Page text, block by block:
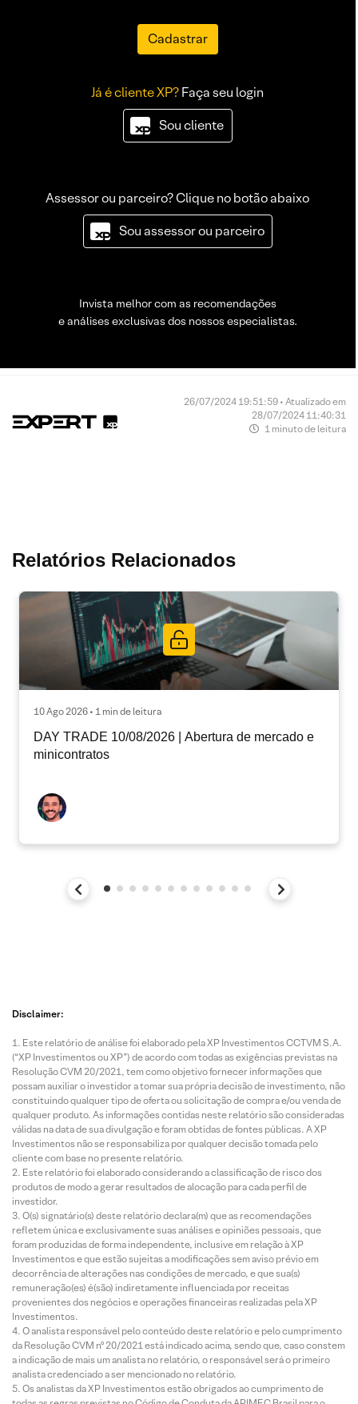
Cadastrar
Já é cliente XP?Faça seu login
Sou cliente
Assessor ou parceiro? Clique no botão abaixo
Sou assessor ou parceiro
Invista melhor com as recomendações
e análises exclusivas dos nossos especialistas.
26/07/2024 19:51:59 • Atualizado em
28/07/2024 11:40:31
1 minuto de leitura
Relatórios Relacionados
10 Ago 2026 • 1 min de leitura
DAY TRADE 10/08/2026 | Abertura de mercado e
minicontratos
Disclaimer:
Este relatório de análise foi elaborado pela XP Investimentos CCTVM S.A.
(“XP Investimentos ou XP”) de acordo com todas as exigências previstas na
Resolução CVM 20/2021, tem como objetivo fornecer informações que
possam auxiliar o investidor a tomar sua própria decisão de investimento, não
constituindo qualquer tipo de oferta ou solicitação de compra e/ou venda de
qualquer produto. As informações contidas neste relatório são consideradas
válidas na data de sua divulgação e foram obtidas de fontes públicas. A XP
Investimentos não se responsabiliza por qualquer decisão tomada pelo
cliente com base no presente relatório.
Este relatório foi elaborado considerando a classificação de risco dos
produtos de modo a gerar resultados de alocação para cada perfil de
investidor.
O(s) signatário(s) deste relatório declara(m) que as recomendações
refletem única e exclusivamente suas análises e opiniões pessoais, que
foram produzidas de forma independente, inclusive em relação à XP
Investimentos e que estão sujeitas a modificações sem aviso prévio em
decorrência de alterações nas condições de mercado, e que sua(s)
remuneração(es) é(são) indiretamente influenciada por receitas
provenientes dos negócios e operações financeiras realizadas pela XP
Investimentos.
O analista responsável pelo conteúdo deste relatório e pelo cumprimento
da Resolução CVM nº 20/2021 está indicado acima, sendo que, caso constem
a indicação de mais um analista no relatório, o responsável será o primeiro
analista credenciado a ser mencionado no relatório.
Os analistas da XP Investimentos estão obrigados ao cumprimento de